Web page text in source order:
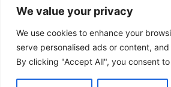
We value your privacy
We use cookies to enhance your
serve personalised ads or content,
By clicking "Accept All", you consent
© 2026Blackforestkitchenblog·
gemacht · Alle Rechte
Impressum·Datenschutz